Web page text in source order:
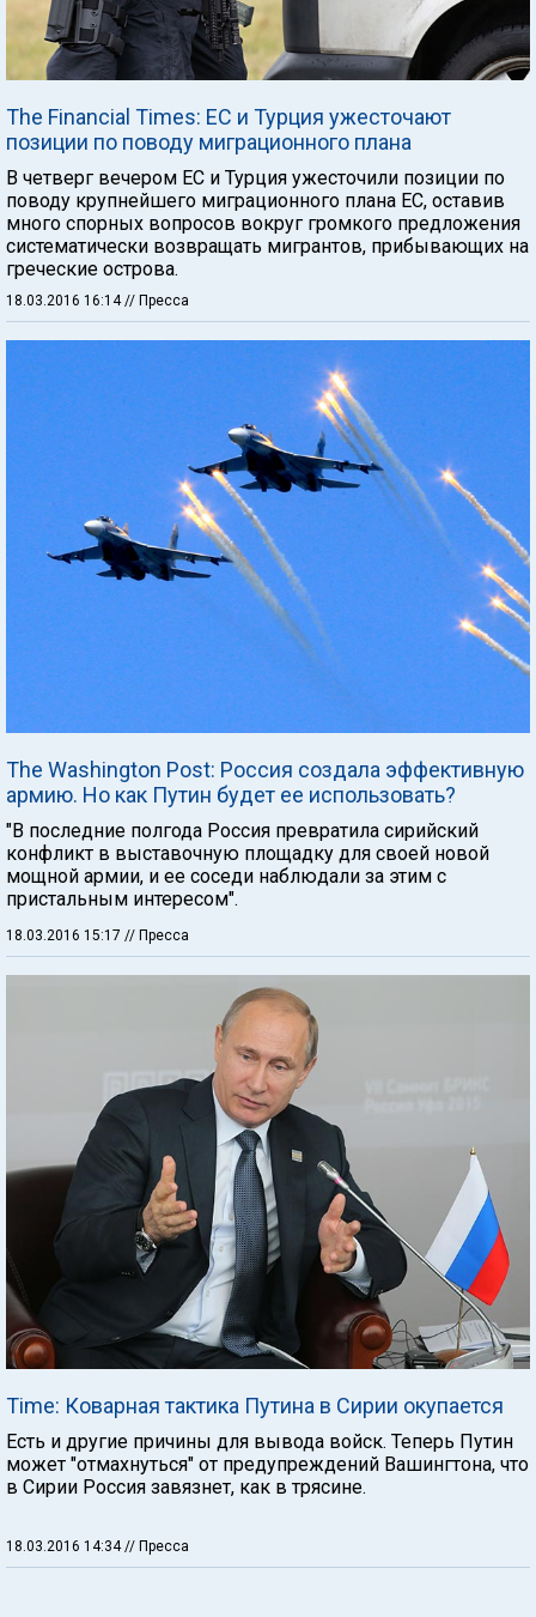
The Financial Times: ЕС и Турция ужесточают
позиции по поводу миграционного плана
В четверг вечером ЕС и Турция ужесточили позиции по
поводу крупнейшего миграционного плана ЕС, оставив
много спорных вопросов вокруг громкого предложения
систематически возвращать мигрантов, прибывающих на
греческие острова.
18.03.2016 16:14 // Пресса
The Washington Post: Россия создала эффективную
армию. Но как Путин будет ее использовать?
"В последние полгода Россия превратила сирийский
конфликт в выставочную площадку для своей новой
мощной армии, и ее соседи наблюдали за этим с
пристальным интересом".
18.03.2016 15:17 // Пресса
Time: Коварная тактика Путина в Сирии окупается
Есть и другие причины для вывода войск. Теперь Путин
может "отмахнуться" от предупреждений Вашингтона, что
в Сирии Россия завязнет, как в трясине.
18.03.2016 14:34 // Пресса